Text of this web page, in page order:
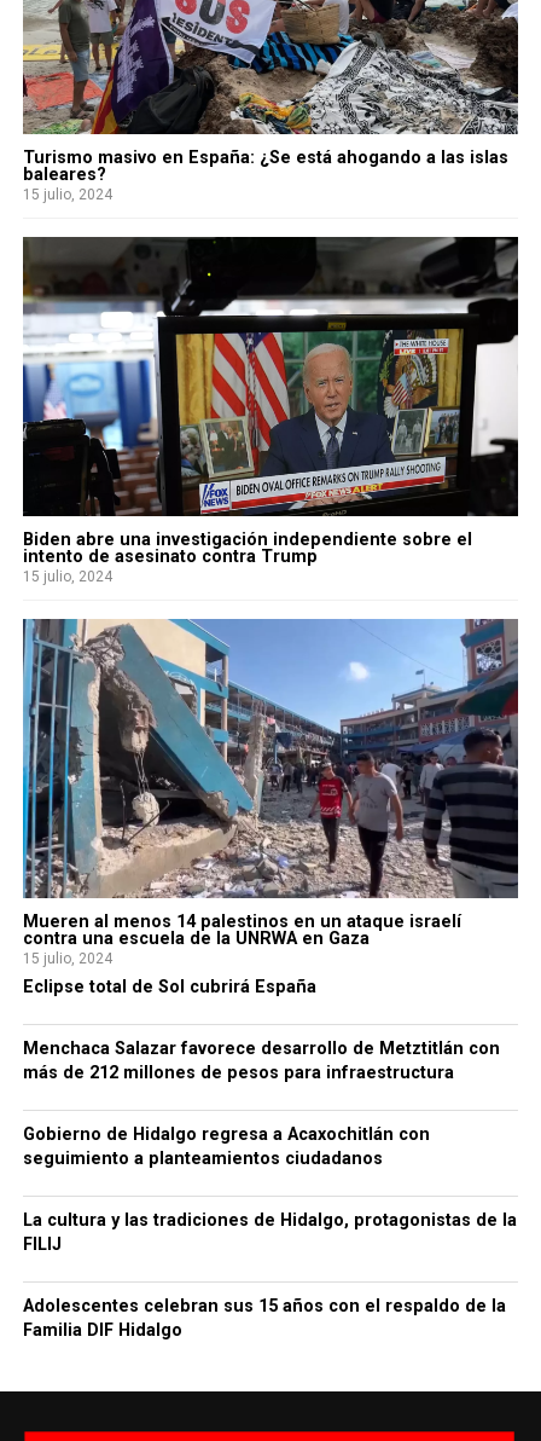
Turismo masivo en España: ¿Se está ahogando a las islas
baleares?
15 julio, 2024
Biden abre una investigación independiente sobre el
intento de asesinato contra Trump
15 julio, 2024
Mueren al menos 14 palestinos en un ataque israelí
contra una escuela de la UNRWA en Gaza
15 julio, 2024
Eclipse total de Sol cubrirá España
Menchaca Salazar favorece desarrollo de Metztitlán con
más de 212 millones de pesos para infraestructura
Gobierno de Hidalgo regresa a Acaxochitlán con
seguimiento a planteamientos ciudadanos
La cultura y las tradiciones de Hidalgo, protagonistas de la
FILIJ
Adolescentes celebran sus 15 años con el respaldo de la
Familia DIF Hidalgo